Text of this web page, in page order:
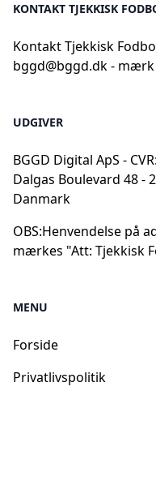
KONTAKT TJEKKISK
Kontakt Tjekkisk
bggd@bggd.dk- mærk
UDGIVER
BGGD Digital ApS -
Dalgas Boulevard 48 -
Danmark
OBS:Henvendelse på
mærkes "Att: Tjekkisk
MENU
Forside
Privatlivspolitik